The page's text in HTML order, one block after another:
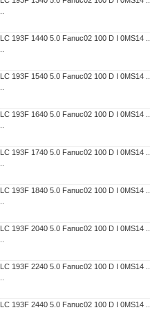
LC 193F 1440 5.0 Fanuc02 100 D I 0MS14
LC 193F 1540 5.0 Fanuc02 100 D I 0MS14
LC 193F 1640 5.0 Fanuc02 100 D I 0MS14
LC 193F 1740 5.0 Fanuc02 100 D I 0MS14
LC 193F 1840 5.0 Fanuc02 100 D I 0MS14
LC 193F 2040 5.0 Fanuc02 100 D I 0MS14
LC 193F 2240 5.0 Fanuc02 100 D I 0MS14
LC 193F 2440 5.0 Fanuc02 100 D I 0MS14